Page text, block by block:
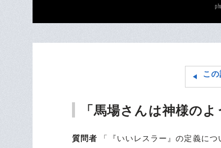
こ
「馬場さんは神様の
質問者 「『いいレスラー』の定義に